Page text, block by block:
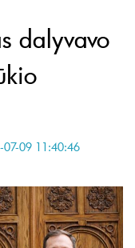
dalyvavo
07-09 11:40:46